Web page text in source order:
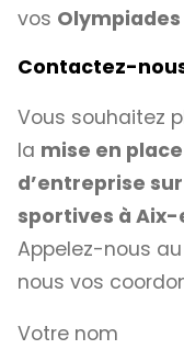
vos Olympiades
Contactez-
Vous souhaitez
la mise en
d’entreprise
sportives à
Appelez-nous
nous vos
Votre nom